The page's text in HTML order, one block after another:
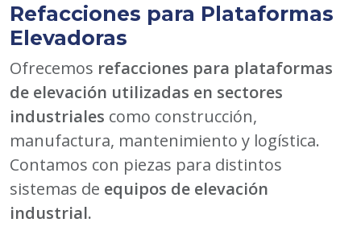
Refacciones para Plataformas
Elevadoras
Ofrecemos refacciones para plataformas
de elevación utilizadas en sectores
industriales como construcción,
manufactura, mantenimiento y logística.
Contamos con piezas para distintos
sistemas de equipos de elevación
industrial.